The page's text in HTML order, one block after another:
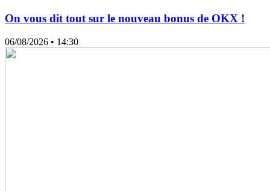
On vous dit tout sur le nouveau bonus de OKX !
06/08/2026 • 14:30